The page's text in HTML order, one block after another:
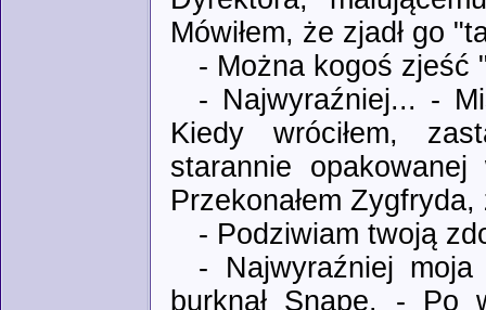
Mówiłem, że zjadł go
- Można kogoś zjeść
- Najwyraźniej... -
Kiedy wróciłem,
starannie
Przekonałem
- Podziwiam twoją
- Najwyraźniej
burknął Snape. - Po